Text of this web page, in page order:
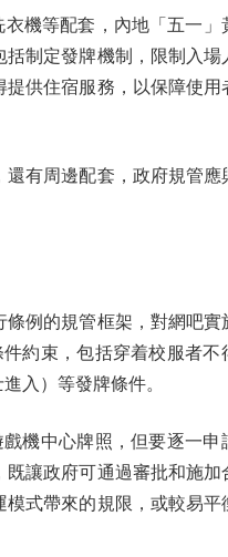
機等配套，內地「五一」
制定發牌機制，限制入場
供住宿服務，以保障使用
有周邊配套，政府規管應
例的規管框架，對網吧實
約束，包括穿着校服者不
入）等發牌條件。
機中心牌照，但要逐一申
讓政府可通過審批和施加
式帶來的規限，或較易平